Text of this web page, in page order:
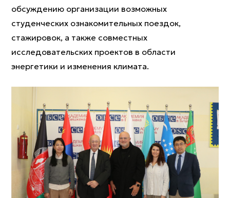
обсуждению организации возможных
студенческих ознакомительных поездок,
стажировок, а также совместных
исследовательских проектов в области
энергетики и изменения климата.